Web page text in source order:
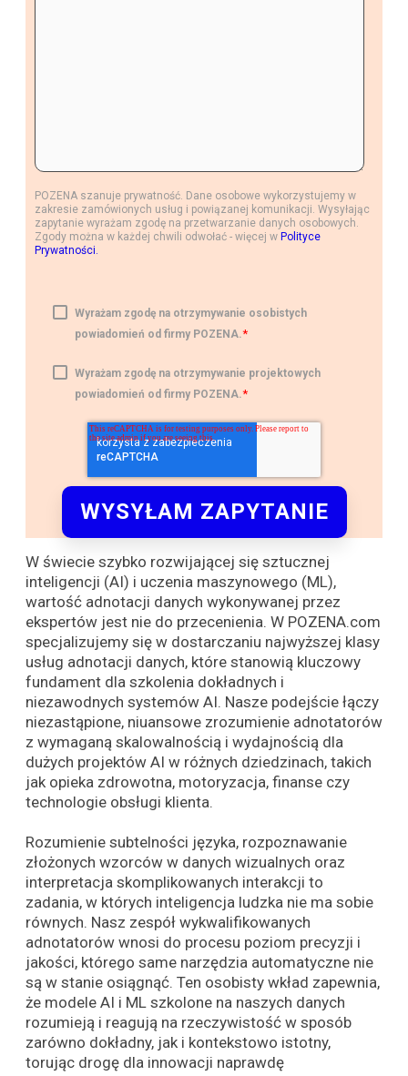
W świecie szybko rozwijającej się sztucznej
inteligencji (AI) i uczenia maszynowego (ML),
wartość adnotacji danych wykonywanej przez
ekspertów jest nie do przecenienia. W POZENA.com
specjalizujemy się w dostarczaniu najwyższej klasy
usług adnotacji danych, które stanowią kluczowy
fundament dla szkolenia dokładnych i
niezawodnych systemów AI. Nasze podejście łączy
niezastąpione, niuansowe zrozumienie adnotatorów
z wymaganą skalowalnością i wydajnością dla
dużych projektów AI w różnych dziedzinach, takich
jak opieka zdrowotna, motoryzacja, finanse czy
technologie obsługi klienta.
Rozumienie subtelności języka, rozpoznawanie
złożonych wzorców w danych wizualnych oraz
interpretacja skomplikowanych interakcji to
zadania, w których inteligencja ludzka nie ma sobie
równych. Nasz zespół wykwalifikowanych
adnotatorów wnosi do procesu poziom precyzji i
jakości, którego same narzędzia automatyczne nie
są w stanie osiągnąć. Ten osobisty wkład zapewnia,
że modele AI i ML szkolone na naszych danych
rozumieją i reagują na rzeczywistość w sposób
zarówno dokładny, jak i kontekstowo istotny,
torując drogę dla innowacji naprawdę
POZENA szanuje prywatność. Dane osobowe wykorzystujemy w
zakresie zamówionych usług i powiązanej komunikacji. Wysyłając
zapytanie wyrażam zgodę na przetwarzanie danych osobowych.
Zgody można w każdej chwili odwołać - więcej w Polityce
Prywatności.
Wyrażam zgodę na otrzymywanie osobistych
powiadomień od firmy POZENA.*
Wyrażam zgodę na otrzymywanie projektowych
powiadomień od firmy POZENA.*